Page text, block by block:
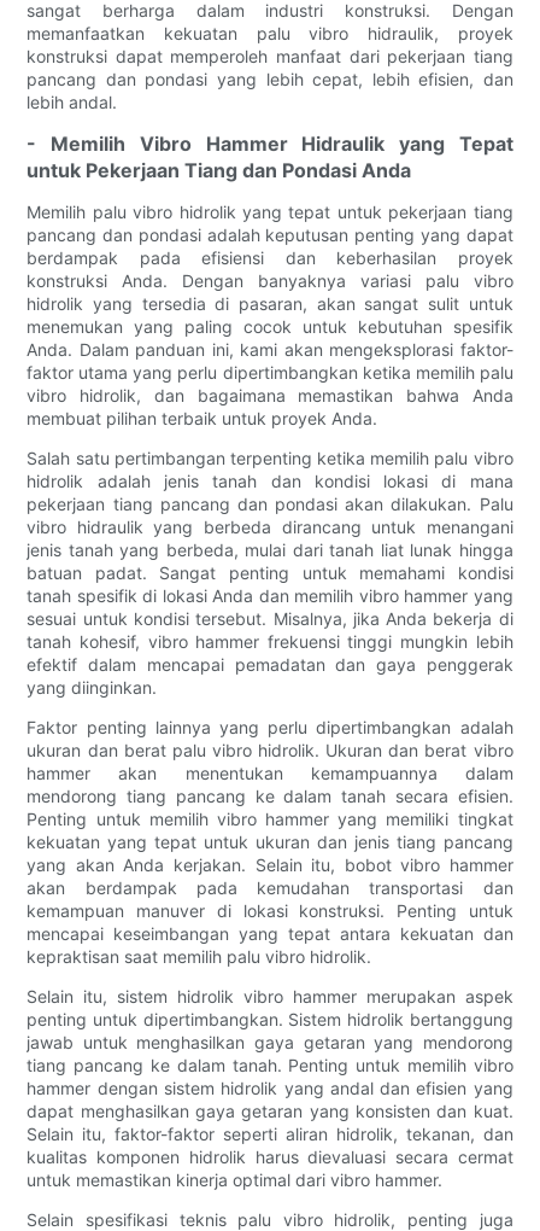
sangat berharga dalam industri konstruksi. Dengan
memanfaatkan kekuatan palu vibro hidraulik, proyek
konstruksi dapat memperoleh manfaat dari pekerjaan tiang
pancang dan pondasi yang lebih cepat, lebih efisien, dan
lebih andal.
- Memilih Vibro Hammer Hidraulik yang Tepat
untuk Pekerjaan Tiang dan Pondasi Anda
Memilih palu vibro hidrolik yang tepat untuk pekerjaan tiang
pancang dan pondasi adalah keputusan penting yang dapat
berdampak pada efisiensi dan keberhasilan proyek
konstruksi Anda. Dengan banyaknya variasi palu vibro
hidrolik yang tersedia di pasaran, akan sangat sulit untuk
menemukan yang paling cocok untuk kebutuhan spesifik
Anda. Dalam panduan ini, kami akan mengeksplorasi faktor-
faktor utama yang perlu dipertimbangkan ketika memilih palu
vibro hidrolik, dan bagaimana memastikan bahwa Anda
membuat pilihan terbaik untuk proyek Anda.
Salah satu pertimbangan terpenting ketika memilih palu vibro
hidrolik adalah jenis tanah dan kondisi lokasi di mana
pekerjaan tiang pancang dan pondasi akan dilakukan. Palu
vibro hidraulik yang berbeda dirancang untuk menangani
jenis tanah yang berbeda, mulai dari tanah liat lunak hingga
batuan padat. Sangat penting untuk memahami kondisi
tanah spesifik di lokasi Anda dan memilih vibro hammer yang
sesuai untuk kondisi tersebut. Misalnya, jika Anda bekerja di
tanah kohesif, vibro hammer frekuensi tinggi mungkin lebih
efektif dalam mencapai pemadatan dan gaya penggerak
yang diinginkan.
Faktor penting lainnya yang perlu dipertimbangkan adalah
ukuran dan berat palu vibro hidrolik. Ukuran dan berat vibro
hammer akan menentukan kemampuannya dalam
mendorong tiang pancang ke dalam tanah secara efisien.
Penting untuk memilih vibro hammer yang memiliki tingkat
kekuatan yang tepat untuk ukuran dan jenis tiang pancang
yang akan Anda kerjakan. Selain itu, bobot vibro hammer
akan berdampak pada kemudahan transportasi dan
kemampuan manuver di lokasi konstruksi. Penting untuk
mencapai keseimbangan yang tepat antara kekuatan dan
kepraktisan saat memilih palu vibro hidrolik.
Selain itu, sistem hidrolik vibro hammer merupakan aspek
penting untuk dipertimbangkan. Sistem hidrolik bertanggung
jawab untuk menghasilkan gaya getaran yang mendorong
tiang pancang ke dalam tanah. Penting untuk memilih vibro
hammer dengan sistem hidrolik yang andal dan efisien yang
dapat menghasilkan gaya getaran yang konsisten dan kuat.
Selain itu, faktor-faktor seperti aliran hidrolik, tekanan, dan
kualitas komponen hidrolik harus dievaluasi secara cermat
untuk memastikan kinerja optimal dari vibro hammer.
Selain spesifikasi teknis palu vibro hidrolik, penting juga